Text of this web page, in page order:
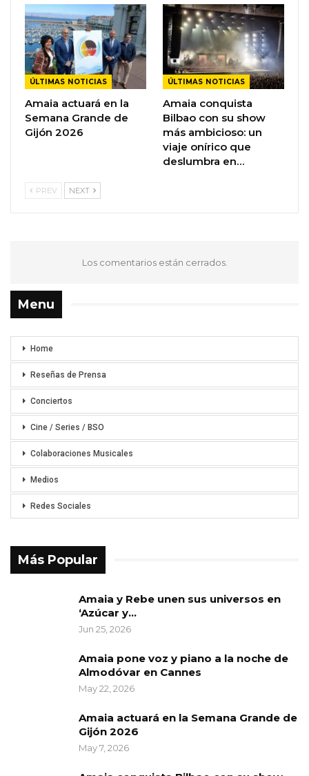
ÚLTIMAS NOTICIAS
Amaia actuará en la
Semana Grande de
Gijón 2026
ÚLTIMAS NOTICIAS
Amaia conquista
Bilbao con su show
más ambicioso: un
viaje onírico que
deslumbra en…
PREV NEXT
Los comentarios están cerrados.
Menu
Home
Reseñas de Prensa
Conciertos
Cine / Series / BSO
Colaboraciones Musicales
Medios
Redes Sociales
Más Popular
Amaia y Rebe unen sus universos en
‘Azúcar y…
Jun 25, 2026
Amaia pone voz y piano a la noche de
Almodóvar en Cannes
May 22, 2026
Amaia actuará en la Semana Grande de
Gijón 2026
May 7, 2026